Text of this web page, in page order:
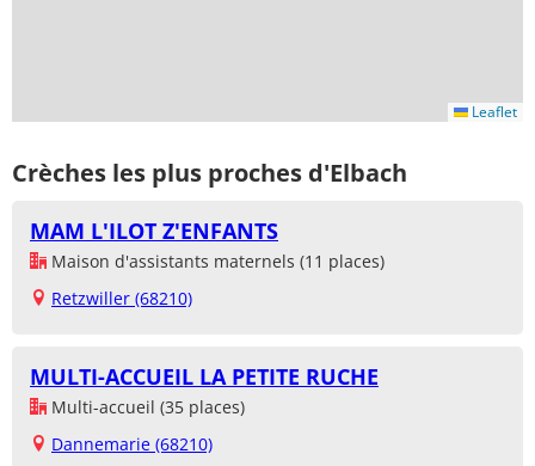
Leaflet
Crèches les plus proches d'Elbach
MAM L'ILOT Z'ENFANTS
Maison d'assistants maternels (11 places)
Retzwiller (68210)
MULTI-ACCUEIL LA PETITE RUCHE
Multi-accueil (35 places)
Dannemarie (68210)